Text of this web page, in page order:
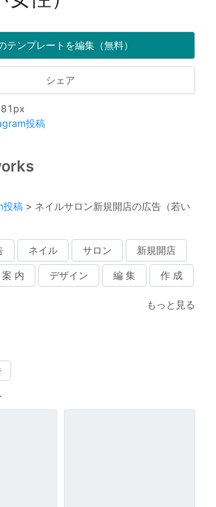
テンプレートを編集（無料）
シェア
px
投稿
投稿 > ネイルサロン新規開店の広告（若い
ネイル サロン 新規開店
案 内 デザイン 編 集 作 成
もっと見る